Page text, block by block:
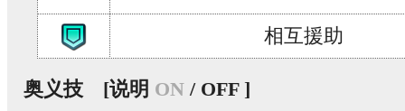
相互援助
奥义技 [说明 ON / OFF ]